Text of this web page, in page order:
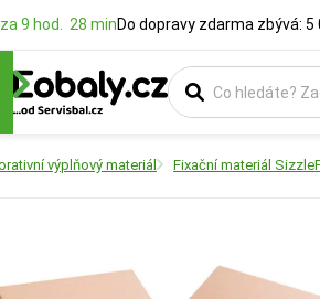
9 hod. 28 minDo dopravy zdarma zbývá: 5
výplňový materiál Fixační materiál